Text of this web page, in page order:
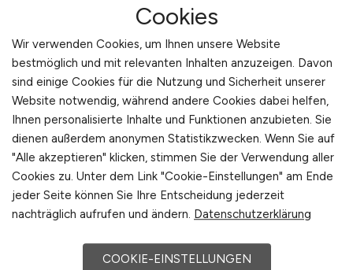
Jobs bei BAUFELD-OEL GmbH
Jobs bei Böhmer Transport GmbH
Jobs bei Brückner Maschinenbau
GmbH
Jobs bei Bundesinstitut für
Risikobewertung
Cookies
Wir verwenden Cookies, um Ihnen unsere Website
bestmöglich und mit relevanten Inhalten anzuzeigen. Davon
sind einige Cookies für die Nutzung und Sicherheit unserer
Website notwendig, während andere Cookies dabei helfen,
Ihnen personalisierte Inhalte und Funktionen anzubieten. Sie
dienen außerdem anonymen Statistikzwecken. Wenn Sie auf
"Alle akzeptieren" klicken, stimmen Sie der Verwendung aller
Cookies zu. Unter dem Link "Cookie-Einstellungen" am Ende
jeder Seite können Sie Ihre Entscheidung jederzeit
nachträglich aufrufen und ändern. Datenschutzerklärung
COOKIE-EINSTELLUNGEN